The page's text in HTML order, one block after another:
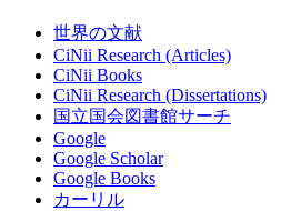
世界の文献
CiNii Research (Articles)
CiNii Books
CiNii Research (Dissertations)
国立国会図書館サーチ
Google
Google Scholar
Google Books
カーリル